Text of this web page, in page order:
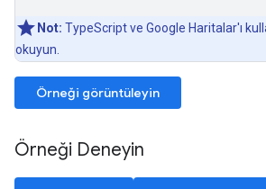
Not: TypeScript ve Google Haritalar'ı
okuyun.
Örneği görüntüleyin
Örneği Deneyin